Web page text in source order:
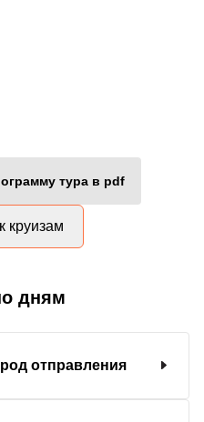
тура в pdf
круизам
дням
отправления